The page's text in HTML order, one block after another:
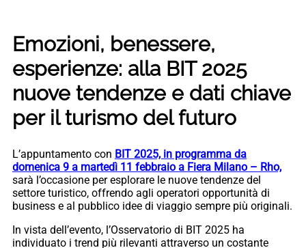
Emozioni, benessere,
esperienze: alla BIT 2025
nuove tendenze e dati chiave
per il turismo del futuro
L’appuntamento con BIT 2025, in programma da
domenica 9 a martedì 11 febbraio a Fiera Milano – Rho,
sarà l’occasione per esplorare le nuove tendenze del
settore turistico, offrendo agli operatori opportunità di
business e al pubblico idee di viaggio sempre più originali.
In vista dell’evento, l’Osservatorio di BIT 2025 ha
individuato i trend più rilevanti attraverso un costante